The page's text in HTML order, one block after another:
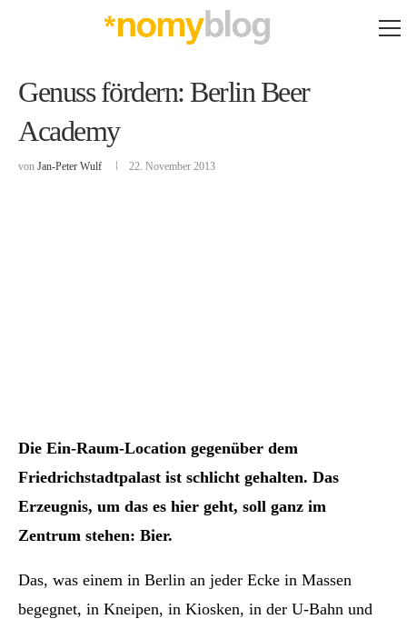
Genuss fördern: Berlin Beer
Academy
von Jan-Peter Wulf 22. November 2013
Die Ein-Raum-Location gegenüber dem
Friedrichstadtpalast ist schlicht gehalten. Das
Erzeugnis, um das es hier geht, soll ganz im
Zentrum stehen: Bier.
Das, was einem in Berlin an jeder Ecke in Massen
begegnet, in Kneipen, in Kiosken, in der U-Bahn und